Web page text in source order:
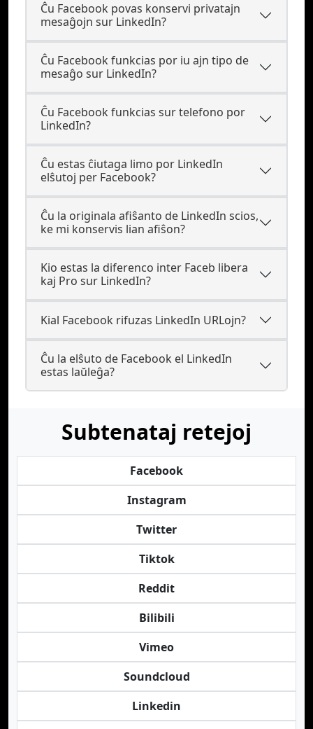
Ĉu Facebook povas konservi privatajn
mesaĝojn sur LinkedIn?
Ĉu Facebook funkcias por iu ajn tipo de
mesaĝo sur LinkedIn?
Ĉu Facebook funkcias sur telefono por
LinkedIn?
Ĉu estas ĉiutaga limo por LinkedIn
elŝutoj per Facebook?
Ĉu la originala afiŝanto de LinkedIn scios,
ke mi konservis lian afiŝon?
Kio estas la diferenco inter Faceb libera
kaj Pro sur LinkedIn?
Kial Facebook rifuzas LinkedIn URLojn?
Ĉu la elŝuto de Facebook el LinkedIn
estas laŭleĝa?
Subtenataj retejoj
Facebook
Instagram
Twitter
Tiktok
Reddit
Bilibili
Vimeo
Soundcloud
Linkedin